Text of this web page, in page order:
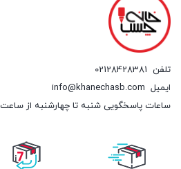
تلفن 02128428381
ایمیل info@khanechasb.com
ساعات پاسخگویی شنبه تا چهارشنبه از ساعت 9 الی 19 و پنج شنبه از 9 الی 14